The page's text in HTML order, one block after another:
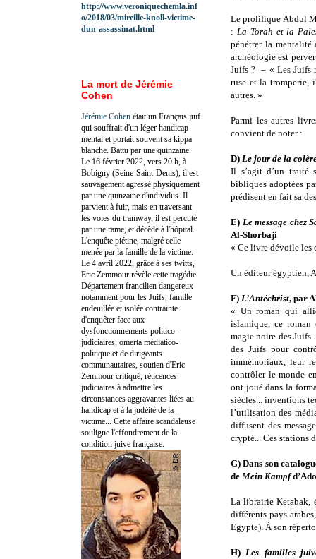
Le prolifique Abdul
: La Torah et la
pénétrer la mentalité
archéologie est
Juifs ? – « Les Juifs
ruse et la tromperie,
autres. »
Parmi les autres
convient de noter :
D) Le jour de la
Il s’agit d’un traité
bibliques adoptées
prédisent en fait sa
E) Le message chez
Al-Shorbaji
« Ce livre dévoile les
Un éditeur égyptien,
F) L’Antéchrist, par
« Un roman qui
islamique, ce
magie noire des
des Juifs pour
immémoriaux, leur
contrôler le monde
ont joué dans la
siècles... inventions
l’utilisation des
diffusent des
crypté... Ces stations
G) Dans son
de Mein Kampf
La librairie Ketabak,
différents pays
Égypte). À son
H)Les familles
http://www.veroniquechemla.inf
o/2018/03/mireille-knoll-victime-
dun-assassinat.html
La mort de Jérémie
Cohen
Jérémie Cohen était un Français juif
qui souffrait d'un léger handicap
mental et portait souvent sa kippa
blanche. Battu par une quinzaine.
Le 16 février 2022, vers 20 h, à
Bobigny (Seine-Saint-Denis), il est
sauvagement agressé physiquement
par une quinzaine d'individus. Il
parvient à fuir, mais en traversant
les voies du tramway, il est percuté
par une rame, et décède à l'hôpital.
L'enquête piétine, malgré celle
menée par la famille de la victime.
Le 4 avril 2022, grâce à ses twitts,
Eric Zemmour révèle cette tragédie.
Département francilien dangereux
notamment pour les Juifs, famille
endeuillée et isolée contrainte
d'enquêter face aux
dysfonctionnements politico-
judiciaires, omerta médiatico-
politique et de dirigeants
communautaires, soutien d'Eric
Zemmour critiqué, réticences
judiciaires à admettre les
circonstances aggravantes liées au
handicap et à la judéité de la
victime... Cette affaire scandaleuse
souligne l'effondrement de la
condition juive française.